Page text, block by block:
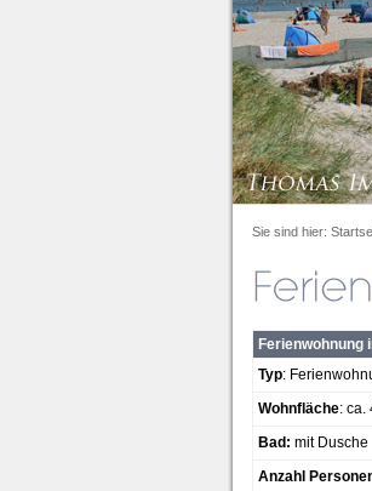
Sie sind hier:
Ferienwohnung
Typ:
Wohnfläche: ca.
Bad: mit Dusche
Anzahl